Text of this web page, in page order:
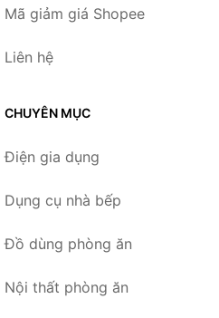
Mã giảm giá Shopee
Liên hệ
CHUYÊN MỤC
Điện gia dụng
Dụng cụ nhà bếp
Đồ dùng phòng ăn
Nội thất phòng ăn